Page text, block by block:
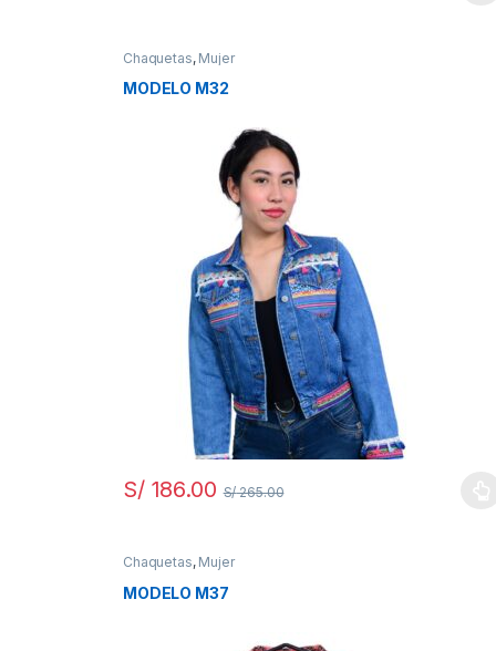
Chaquetas, Mujer
MODELO M32
S/186.00 S/265.00
Chaquetas, Mujer
MODELO M37